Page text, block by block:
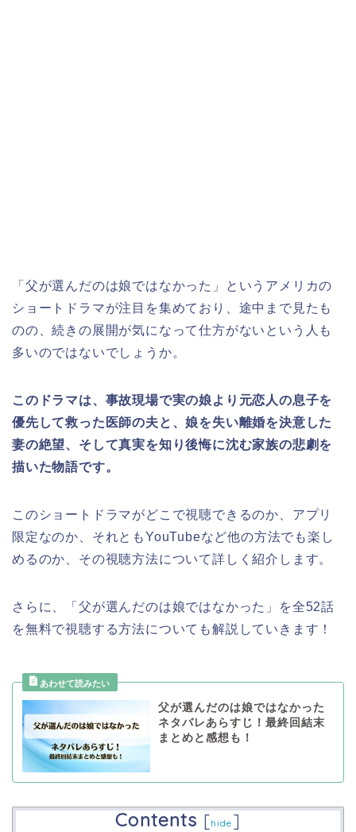
「父が選んだのは娘ではなかった」というアメリカの
ショートドラマが注目を集めており、途中まで見たも
のの、続きの展開が気になって仕方がないという人も
多いのではないでしょうか。
このドラマは、事故現場で実の娘より元恋人の息子を
優先して救った医師の夫と、娘を失い離婚を決意した
妻の絶望、そして真実を知り後悔に沈む家族の悲劇を
描いた物語です。
このショートドラマがどこで視聴できるのか、アプリ
限定なのか、それともYouTubeなど他の方法でも楽し
めるのか、その視聴方法について詳しく紹介します。
さらに、「父が選んだのは娘ではなかった」を全52話
を無料で視聴する方法についても解説していきます！
父が選んだのは娘ではなかった
ネタバレあらすじ！最終回結末
まとめと感想も！
Contents [hide ]